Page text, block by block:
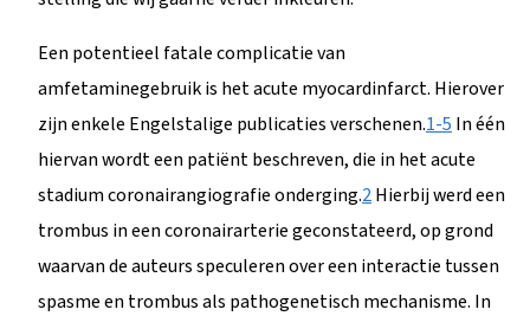
Een potentieel fatale complicatie van
amfetaminegebruik is het acute myocardinfarct. Hierover
zijn enkele Engelstalige publicaties verschenen.1-5 In één
hiervan wordt een patiënt beschreven, die in het acute
stadium coronairangiografie onderging.2Hierbij werd een
trombus in een coronairarterie geconstateerd, op grond
waarvan de auteurs speculeren over een interactie tussen
spasme en trombus als pathogenetisch mechanisme. In